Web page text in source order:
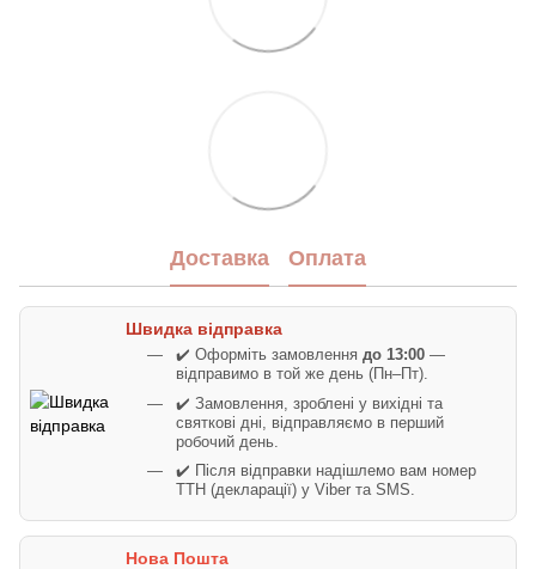
Доставка Оплата
Швидка відправка
✔️ Оформіть замовлення до 13:00 —
відправимо в той же день (Пн–Пт).
✔️ Замовлення, зроблені у вихідні та
святкові дні, відправляємо в перший
робочий день.
✔️ Після відправки надішлемо вам номер
ТТН (декларації) у Viber та SMS.
Нова Пошта